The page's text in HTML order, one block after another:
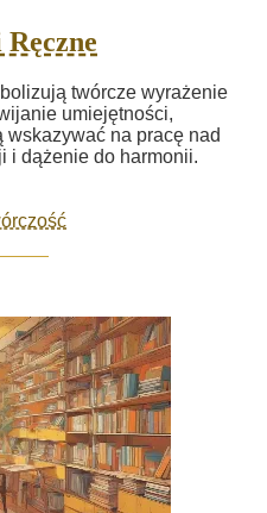
twórcze wyrażenie
umiejętności,
wskazywać na pracę nad
i dążenie do harmonii.